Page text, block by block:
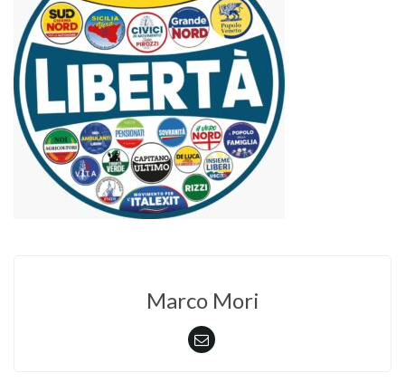
Marco Mori